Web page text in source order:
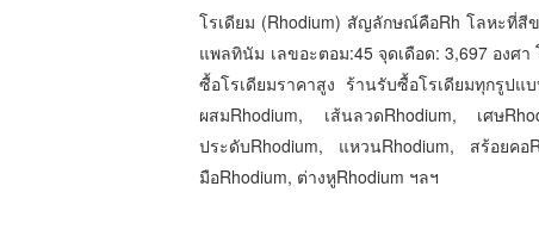
โรเดียม (Rhodium) สัญลักษณ์คือRh โลหะที่สี
แพลทินัม เลขอะตอม:45 จุดเดือด: 3,697 องศ
ซื้อโรเดียมราคาสูง ร้านรับซื้อโรเดียมทุกรูป
ผสมRhodium, เส้นลวดRhodium, เศษ
ประดับRhodium, แหวนRhodium, สร้อยคอ
มือRhodium, ต่างหูRhodium ฯลฯ